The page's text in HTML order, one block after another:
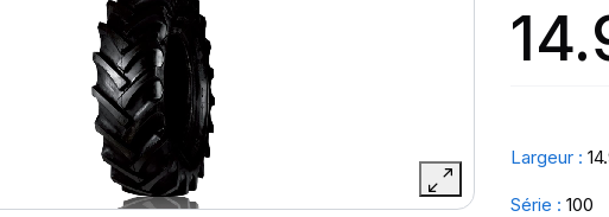
Largeur :
Série : 100